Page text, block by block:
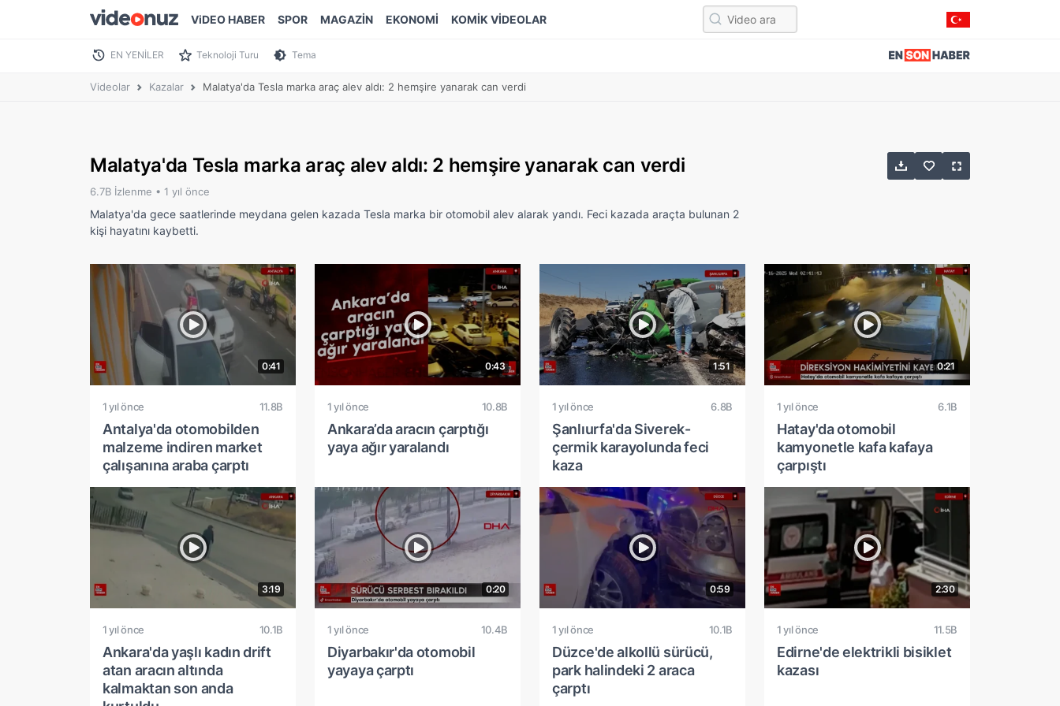
ViDEO HABER SPOR MAGAZİN EKONOMİ KOMİK VİDEOLAR
EN YENİLER Teknoloji Turu Tema
Videolar Kazalar Malatya'da Tesla marka araç alev aldı: 2 hemşire yanarak can verdi
Malatya'da Tesla marka araç alev aldı: 2 hemşire yanarak can verdi
6.7B İzlenme • 1 yıl önce
Malatya'da gece saatlerinde meydana gelen kazada Tesla marka bir otomobil alev alarak yandı. Feci kazada araçta bulunan 2
kişi hayatını kaybetti.
0:41
1 yıl önce 11.8B
Antalya'da otomobilden
malzeme indiren market
çalışanına araba çarptı
0:43
1 yıl önce 10.8B
Ankara’da aracın çarptığı
yaya ağır yaralandı
1:51
1 yıl önce 6.8B
Şanlıurfa'da Siverek-
çermik karayolunda feci
kaza
0:21
1 yıl önce 6.1B
Hatay'da otomobil
kamyonetle kafa kafaya
çarpıştı
3:19
1 yıl önce 10.1B
Ankara'da yaşlı kadın drift
atan aracın altında
kalmaktan son anda
0:20
1 yıl önce 10.4B
Diyarbakır'da otomobil
yayaya çarptı
0:59
1 yıl önce 10.1B
Düzce'de alkollü sürücü,
park halindeki 2 araca
çarptı
2:30
1 yıl önce 11.5B
Edirne'de elektrikli bisiklet
kazası